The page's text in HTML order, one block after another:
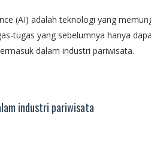
(AI) adalah teknologi yang
tugas yang sebelumnya hanya
dalam industri pariwisata.
industri pariwisata